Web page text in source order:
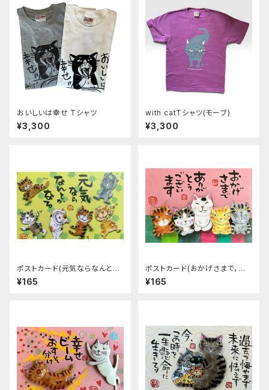
おいしいは幸せ Tシャツ
¥3,300
with catTシャツ(モーブ)
¥3,300
ポストカード(元気ならなんとか
なる)
¥165
ポストカード(おかげさまで，あ
りがとう)
¥165